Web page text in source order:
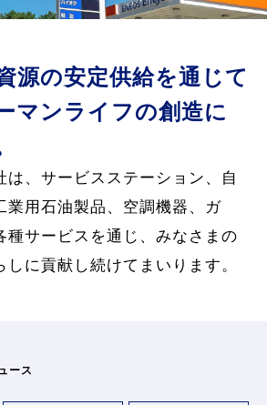
源の安定供給を通じて
マンライフの創造に
は、サービスステーション、自
業用石油製品、空調機器、ガ
種サービスを通じ、みなさまの
に貢献し続けてまいります。
ース